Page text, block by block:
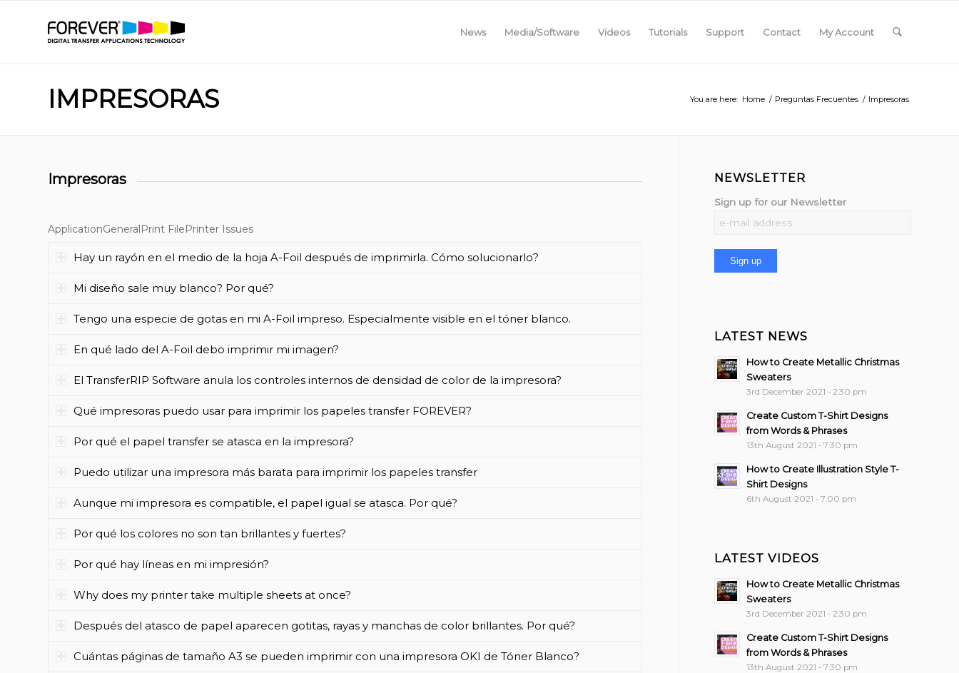
News Media/Software Videos Tutorials Support Contact My Account
IMPRESORAS You are here: Home / Preguntas Frecuentes / Impresoras
Impresoras
ApplicationGeneralPrint FilePrinter Issues
Hay un rayón en el medio de la hoja A-Foil después de imprimirla. Cómo solucionarlo?
Mi diseño sale muy blanco? Por qué?
Tengo una especie de gotas en mi A-Foil impreso. Especialmente visible en el tóner blanco.
En qué lado del A-Foil debo imprimir mi imagen?
El TransferRIP Software anula los controles internos de densidad de color de la impresora?
Qué impresoras puedo usar para imprimir los papeles transfer FOREVER?
Por qué el papel transfer se atasca en la impresora?
Puedo utilizar una impresora más barata para imprimir los papeles transfer
Aunque mi impresora es compatible, el papel igual se atasca. Por qué?
Por qué los colores no son tan brillantes y fuertes?
Por qué hay líneas en mi impresión?
Why does my printer take multiple sheets at once?
Después del atasco de papel aparecen gotitas, rayas y manchas de color brillantes. Por qué?
Cuántas páginas de tamaño A3 se pueden imprimir con una impresora OKI de Tóner Blanco?
NEWSLETTER
Sign up for our Newsletter
LATEST NEWS
How to Create Metallic Christmas
Sweaters
3rd December 2021 - 2:30 pm
Create Custom T-Shirt Designs
from Words & Phrases
13th August 2021 - 7:30 pm
How to Create Illustration Style T-
Shirt Designs
6th August 2021 - 7:00 pm
LATEST VIDEOS
How to Create Metallic Christmas
Sweaters
3rd December 2021 - 2:30 pm
Create Custom T-Shirt Designs
from Words & Phrases
13th August 2021 - 7:30 pm